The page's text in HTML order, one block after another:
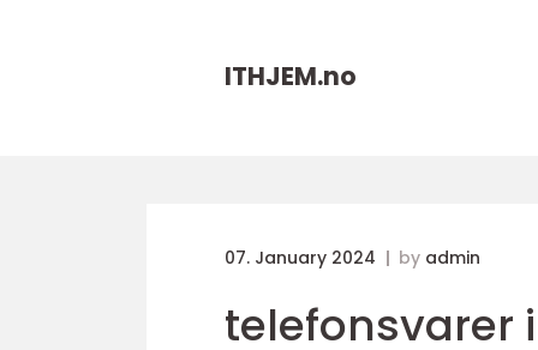
ITHJEM.no
07. January 2024 by admin
telefonsvarer